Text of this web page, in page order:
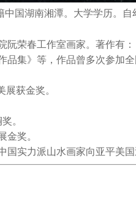
国湖南湘潭。大学学历。自
阮荣春工作室画家。著作有
品集》等，作品曾多次参加
展获金奖。
。
金奖。
国实力派山水画家向亚平美